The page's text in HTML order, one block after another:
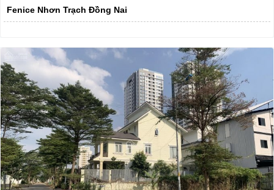
Fenice Nhơn Trạch Đồng Nai